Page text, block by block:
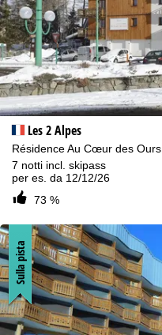
Les 2 Alpes
Résidence Au Cœur des Ours
7 notti incl. skipass
per es. da 12/12/26
73 %
Sulla pista